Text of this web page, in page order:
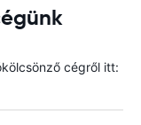
cégről itt: